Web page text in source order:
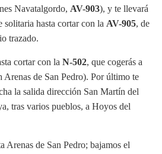
Navatalgordo, AV-903), y te llevará
solitaria hasta cortar con la AV-905, de
trazado.
cortar con la N-502, que cogerás a
de San Pedro). Por último te
la salida dirección San Martín del
tras varios pueblos, a Hoyos del
Arenas de San Pedro; bajamos el